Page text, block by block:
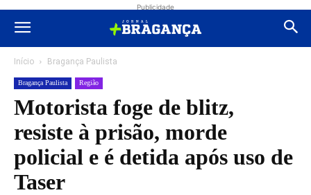
Publicidade
Início Bragança Paulista
Bragança Paulista Região
Motorista foge de blitz,
resiste à prisão, morde
policial e é detida após uso de
Taser